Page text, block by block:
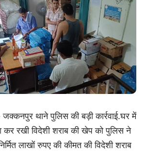
थाने पुलिस की बड़ी कार्रवाई.घर में
कर रखी विदेशी शराब की खेप को पुलिस ने
लाखों रुपए की कीमत की विदेशी शराब